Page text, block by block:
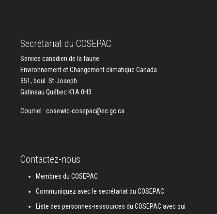
Secrétariat du COSEPAC
Service canadien de la faune
Environnement et Changement climatique Canada
351, boul. St-Joseph
Gatineau Québec K1A 0H3
Courriel : cosewic-cosepac@ec.gc.ca
Contactez-nous
Membres du COSEPAC
Communiquez avec le secrétariat du COSEPAC
Liste des personnes-ressources du COSEPAC avec qui